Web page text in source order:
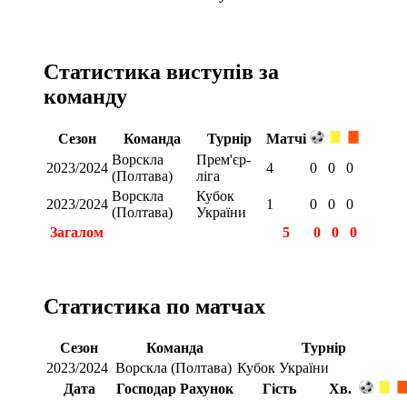
Статистика виступів за
команду
Сезон Команда Турнір
Матчі
2023/2024
Ворскла
(Полтава)
Прем'єр-
ліга
4 0 0 0
2023/2024
Ворскла
(Полтава)
Кубок
України
1 0 0
0
Загалом
5 0 0 0
Статистика по матчах
Сезон Команда
Турнір
2023/2024 Ворскла (Полтава) Кубок України
Дата
Господар Рахунок Гість Хв.